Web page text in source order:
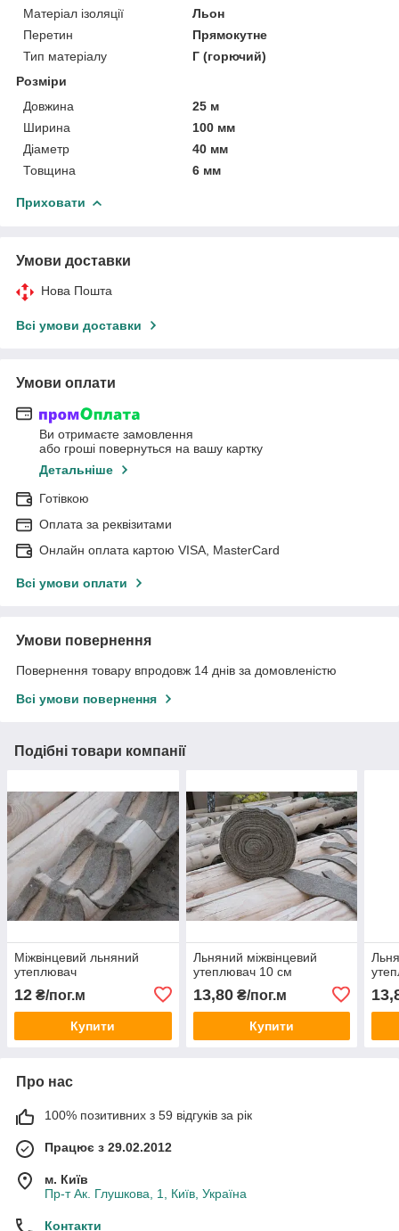
Матеріал ізоляції
Льон
Перетин
Прямокутне
Тип матеріалу
Г (горючий)
Розміри
Довжина
25 м
Ширина
100 мм
Діаметр
40 мм
Товщина
6 мм
Приховати
Умови доставки
Нова Пошта
Всі умови доставки
Умови оплати
Ви отримаєте замовлення
або гроші повернуться на вашу картку
Детальніше
Готівкою
Оплата за реквізитами
Онлайн оплата картою VISA, MasterCard
Всі умови оплати
Умови повернення
Повернення товару впродовж 14 днів за домовленістю
Всі умови повернення
Подібні товари компанії
Міжвінцевий льняний
утеплювач
12 ₴/пог.м
Купити
Льняний міжвінцевий
утеплювач 10 см
13,80₴/пог.м
Купити
Про нас
100% позитивних з 59 відгуків за рік
Працює з 29.02.2012
м. Київ
Пр-т Ак. Глушкова, 1, Київ, Україна
Контакти